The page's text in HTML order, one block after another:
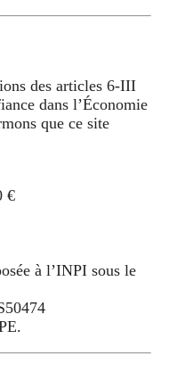
des articles 6-III
dans l’Économie
que ce site
€
à l’INPI sous le